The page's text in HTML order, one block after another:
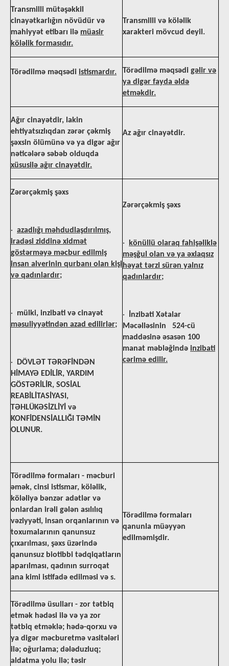
Transmilli mütəşəkkil
cinayətkarlığın növüdür və
mahiyyət etibarı ilə müasir
köləlik formasıdır.
Transmilli və köləlik
xarakteri mövcud deyil.
Törədilmə məqsədi istismardır. Törədilmə məqsədi gəlir və
ya digər fayda əldə
etməkdir.
Ağır cinayətdir, lakin
ehtiyatsızlıqdan zərər çəkmiş
şəxsin ölümünə və ya digər ağır
nəticələrə səbəb olduqda
xüsusilə ağır cinayətdir.
Az ağır cinayətdir.
Zərərçəkmiş şəxs
· azadlığı məhdudlaşdırılmış,
iradəsi ziddinə xidmət
göstərməyə məcbur edilmiş
insan alverinin qurbanı olan kişi
və qadınlardır;
· mülki, inzibati və cinayət
məsuliyyətindən azad edilirlər;
·
DÖVLƏT TƏRƏFİNDƏN
HİMAYƏ EDİLİR, YARDIM
GÖSTƏRİLİR, SOSİAL
REABİLİTASİYASI,
TƏHLÜKƏSİZLİYİ və
KONFİDENSİALLIĞI TƏMİN
OLUNUR.
Zərərçəkmiş şəxs
·
könüllü olaraq fahişəliklə
məşğul olan və ya əxlaqsız
həyat tərzi sürən yalnız
qadınlardır;
·
İnzibati Xətalar
Məcəlləsinin 524-cü
maddəsinə əsasən 100
manat məbləğində inzibati
cərimə edilir.
Törədilmə formaları - məcburi
əmək, cinsi istismar, köləlik,
köləliyə bənzər adətlər və
onlardan irəli gələn asılılıq
vəziyyəti, insan orqanlarının və
toxumalarının qanunsuz
çıxarılması, şəxs üzərində
qanunsuz biotibbi tədqiqatların
aparılması, qadının surroqat
ana kimi istifadə edilməsi və s.
Törədilmə formaları
qanunla müəyyən
edilməmişdir.
Törədilmə üsulları - zor tətbiq
etmək hədəsi ilə və ya zor
tətbiq etməklə; hədə-qorxu və
ya digər məcburetmə vasitələri
ilə; oğurlama; dələduzluq;
aldatma yolu ilə; təsir